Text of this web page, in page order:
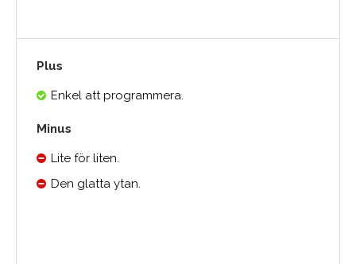
Plus
Enkel att programmera.
Minus
Lite för liten.
Den glatta ytan.